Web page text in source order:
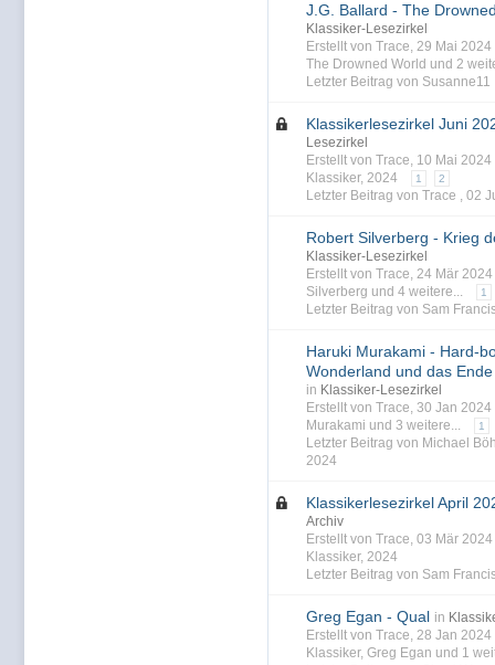
J.G. Ballard - The
Klassiker-Lesezirkel
Erstellt von Trace, 29 Mai
The Drowned World und 2
Letzter Beitrag von
Klassikerlesezirkel Juni
Lesezirkel
Erstellt von Trace, 10 Mai
Klassiker, 2024 1 2
Letzter Beitrag von Trace , 02
Robert Silverberg - Krieg
Klassiker-Lesezirkel
Erstellt von Trace, 24 Mär
Silverberg und 4 weitere... 1
Letzter Beitrag von Sam
Haruki Murakami - Hard-
Wonderland und das
in Klassiker-Lesezirkel
Erstellt von Trace, 30 Jan
Murakami und 3 weitere... 1
Letzter Beitrag von Michael
2024
Klassikerlesezirkel April
Archiv
Erstellt von Trace, 03 Mär
Klassiker, 2024
Letzter Beitrag von Sam
Greg Egan - Qual in
Erstellt von Trace, 28 Jan
Klassiker, Greg Egan und 1